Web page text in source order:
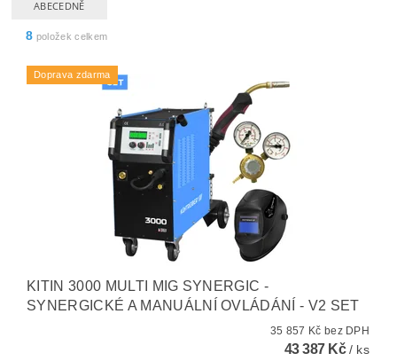
ABECEDNĚ
8 položek celkem
Doprava zdarma
KITIN 3000 MULTI MIG SYNERGIC -
SYNERGICKÉ A MANUÁLNÍ OVLÁDÁNÍ - V2 SET
35 857 Kč bez DPH
43 387 Kč/ ks